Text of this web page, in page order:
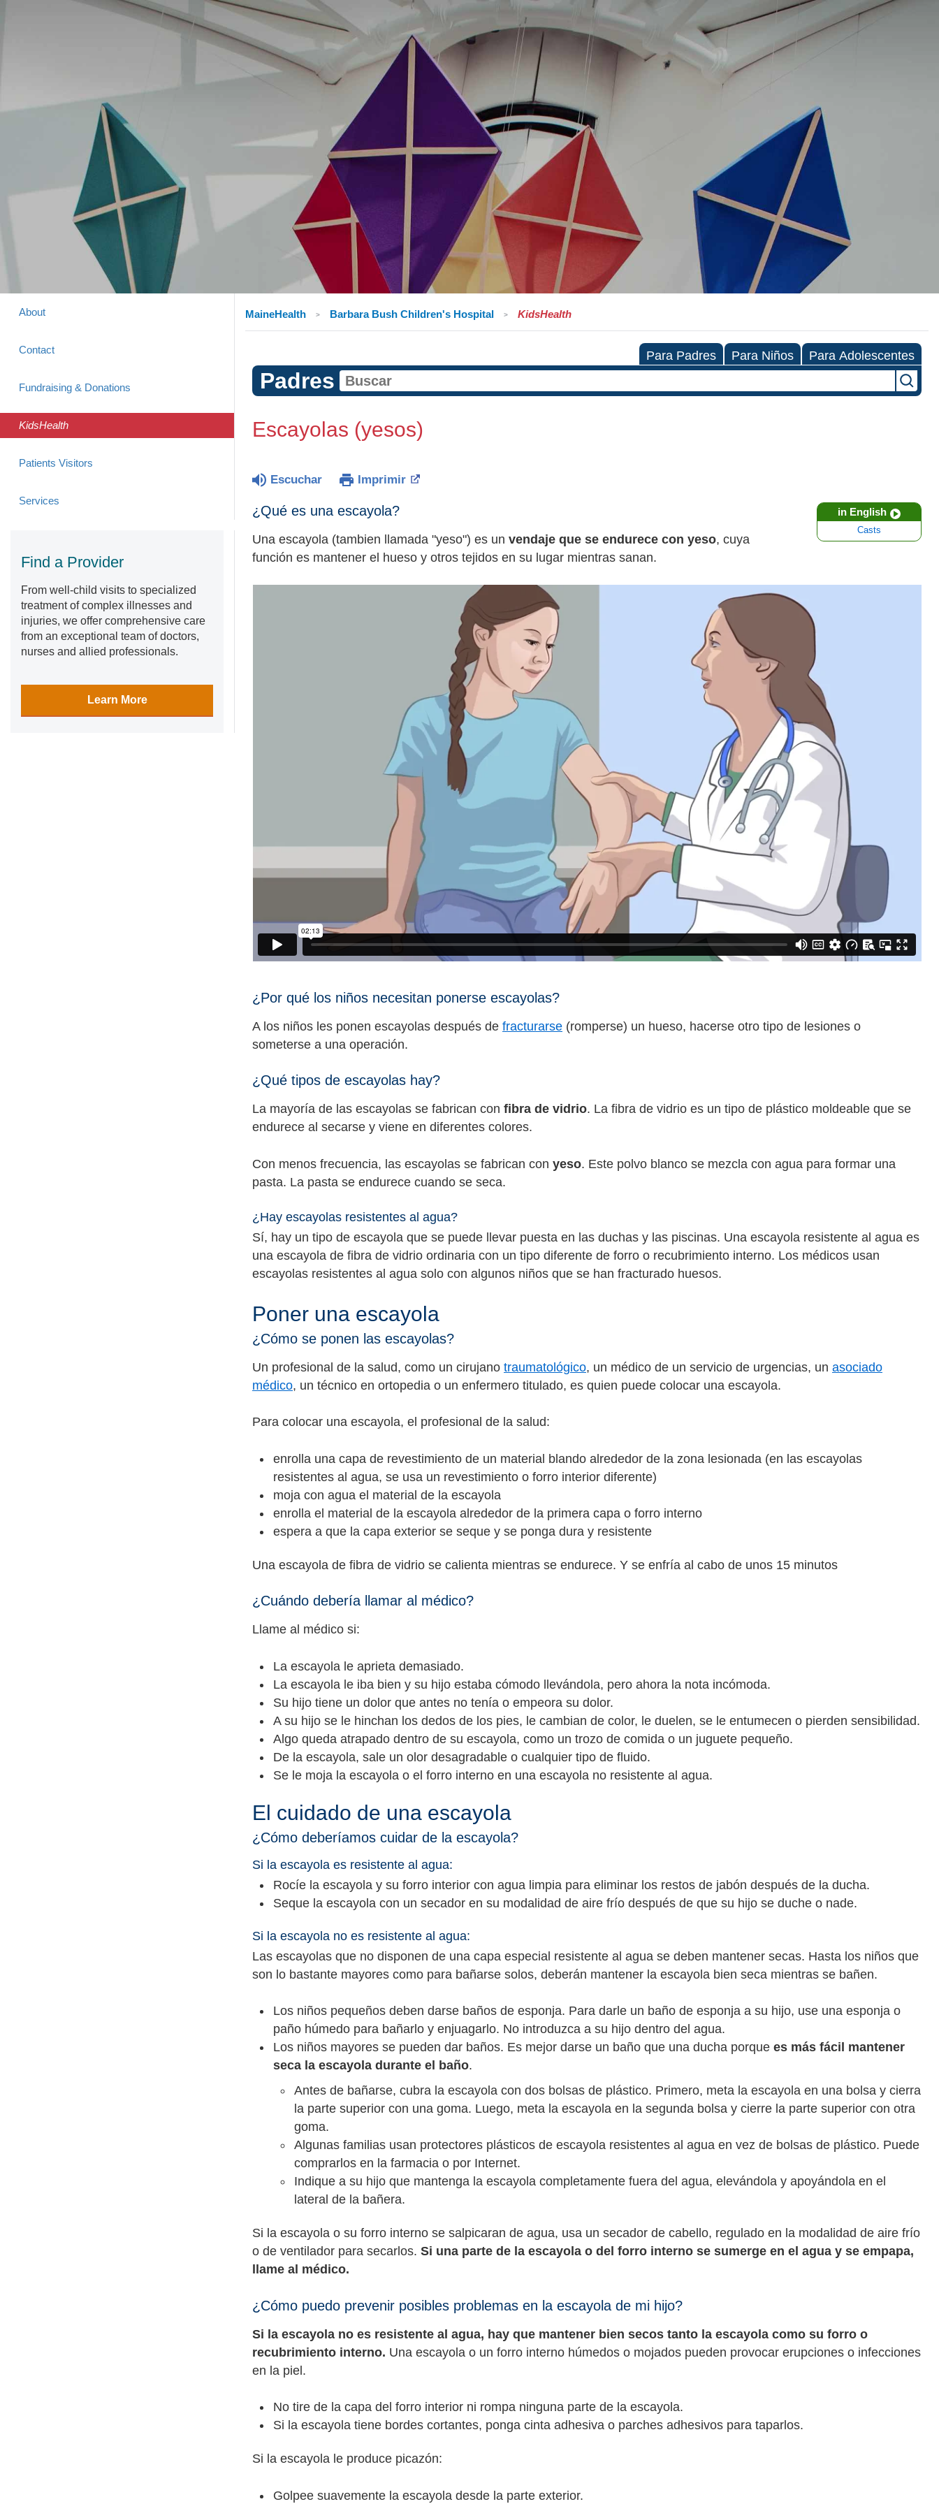
About
Contact
Fundraising & Donations
KidsHealth
Patients Visitors
Services
Find a Provider
From well-child visits to specialized
treatment of complex illnesses and
injuries, we offer comprehensive care
from an exceptional team of doctors,
nurses and allied professionals.
Learn More
MaineHealth Barbara Bush Children's Hospital KidsHealth
Para Padres Para Niños Para Adolescentes
Padres
Escayolas (yesos)
Escuchar Imprimir
in English
Casts
¿Qué es una escayola?
Una escayola (tambien llamada "yeso") es un vendaje que se endurece con yeso, cuya
función es mantener el hueso y otros tejidos en su lugar mientras sanan.
¿Por qué los niños necesitan ponerse escayolas?
A los niños les ponen escayolas después de fracturarse (romperse) un hueso, hacerse otro tipo de lesiones o
someterse a una operación.
¿Qué tipos de escayolas hay?
La mayoría de las escayolas se fabrican con fibra de vidrio. La fibra de vidrio es un tipo de plástico moldeable que se
endurece al secarse y viene en diferentes colores.
Con menos frecuencia, las escayolas se fabrican con yeso. Este polvo blanco se mezcla con agua para formar una
pasta. La pasta se endurece cuando se seca.
¿Hay escayolas resistentes al agua?
Sí, hay un tipo de escayola que se puede llevar puesta en las duchas y las piscinas. Una escayola resistente al agua es
una escayola de fibra de vidrio ordinaria con un tipo diferente de forro o recubrimiento interno. Los médicos usan
escayolas resistentes al agua solo con algunos niños que se han fracturado huesos.
Poner una escayola
¿Cómo se ponen las escayolas?
Un profesional de la salud, como un cirujano traumatológico, un médico de un servicio de urgencias, un asociado
médico, un técnico en ortopedia o un enfermero titulado, es quien puede colocar una escayola.
Para colocar una escayola, el profesional de la salud:
enrolla una capa de revestimiento de un material blando alrededor de la zona lesionada (en las escayolas
resistentes al agua, se usa un revestimiento o forro interior diferente)
moja con agua el material de la escayola
enrolla el material de la escayola alrededor de la primera capa o forro interno
espera a que la capa exterior se seque y se ponga dura y resistente
Una escayola de fibra de vidrio se calienta mientras se endurece. Y se enfría al cabo de unos 15 minutos
¿Cuándo debería llamar al médico?
Llame al médico si:
La escayola le aprieta demasiado.
La escayola le iba bien y su hijo estaba cómodo llevándola, pero ahora la nota incómoda.
Su hijo tiene un dolor que antes no tenía o empeora su dolor.
A su hijo se le hinchan los dedos de los pies, le cambian de color, le duelen, se le entumecen o pierden sensibilidad.
Algo queda atrapado dentro de su escayola, como un trozo de comida o un juguete pequeño.
De la escayola, sale un olor desagradable o cualquier tipo de fluido.
Se le moja la escayola o el forro interno en una escayola no resistente al agua.
El cuidado de una escayola
¿Cómo deberíamos cuidar de la escayola?
Si la escayola es resistente al agua:
Rocíe la escayola y su forro interior con agua limpia para eliminar los restos de jabón después de la ducha.
Seque la escayola con un secador en su modalidad de aire frío después de que su hijo se duche o nade.
Si la escayola no es resistente al agua:
Las escayolas que no disponen de una capa especial resistente al agua se deben mantener secas. Hasta los niños que
son lo bastante mayores como para bañarse solos, deberán mantener la escayola bien seca mientras se bañen.
Los niños pequeños deben darse baños de esponja. Para darle un baño de esponja a su hijo, use una esponja o
paño húmedo para bañarlo y enjuagarlo. No introduzca a su hijo dentro del agua.
Los niños mayores se pueden dar baños. Es mejor darse un baño que una ducha porque es más fácil mantener
seca la escayola durante el baño.
Antes de bañarse, cubra la escayola con dos bolsas de plástico. Primero, meta la escayola en una bolsa y cierra
la parte superior con una goma. Luego, meta la escayola en la segunda bolsa y cierre la parte superior con otra
goma.
Algunas familias usan protectores plásticos de escayola resistentes al agua en vez de bolsas de plástico. Puede
comprarlos en la farmacia o por Internet.
Indique a su hijo que mantenga la escayola completamente fuera del agua, elevándola y apoyándola en el
lateral de la bañera.
Si la escayola o su forro interno se salpicaran de agua, usa un secador de cabello, regulado en la modalidad de aire frío
o de ventilador para secarlos. Si una parte de la escayola o del forro interno se sumerge en el agua y se empapa,
llame al médico.
¿Cómo puedo prevenir posibles problemas en la escayola de mi hijo?
Si la escayola no es resistente al agua, hay que mantener bien secos tanto la escayola como su forro o
recubrimiento interno. Una escayola o un forro interno húmedos o mojados pueden provocar erupciones o infecciones
en la piel.
No tire de la capa del forro interior ni rompa ninguna parte de la escayola.
Si la escayola tiene bordes cortantes, ponga cinta adhesiva o parches adhesivos para taparlos.
Si la escayola le produce picazón:
Golpee suavemente la escayola desde la parte exterior.